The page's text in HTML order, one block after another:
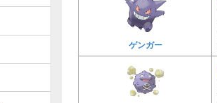
ゲンガー